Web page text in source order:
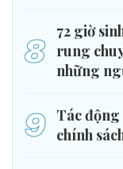
8
72 giờ
rung
những
9
Tác động
chính